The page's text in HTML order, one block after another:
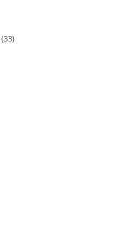
(33)